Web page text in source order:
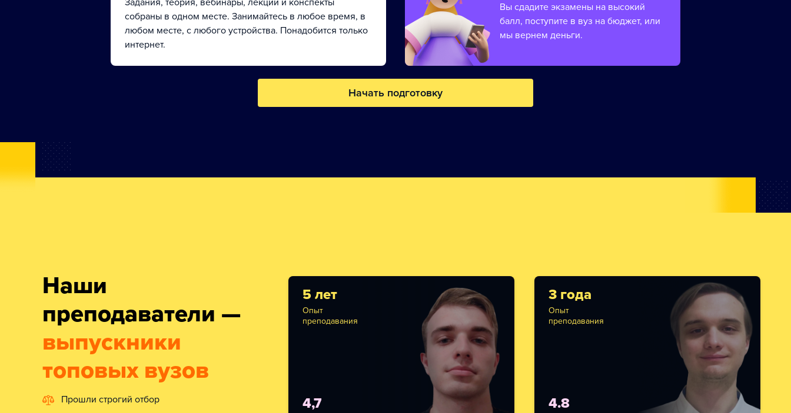
Задания, теория, вебинары, лекции и конспекты
собраны в одном месте. Занимайтесь в любое время, в
любом месте, с любого устройства. Понадобится только
интернет.
Вы сдадите экзамены на высокий
балл, поступите в вуз на бюджет, или
мы вернем деньги.
Начать подготовку
Наши
преподаватели —
выпускники
топовых вузов
Прошли строгий отбор
5 лет
Опыт
преподавания
4,7
3 года
Опыт
преподавания
4.8